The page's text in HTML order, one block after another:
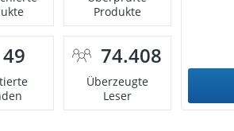
Produkte
49 74.408
Überzeugte
Leser